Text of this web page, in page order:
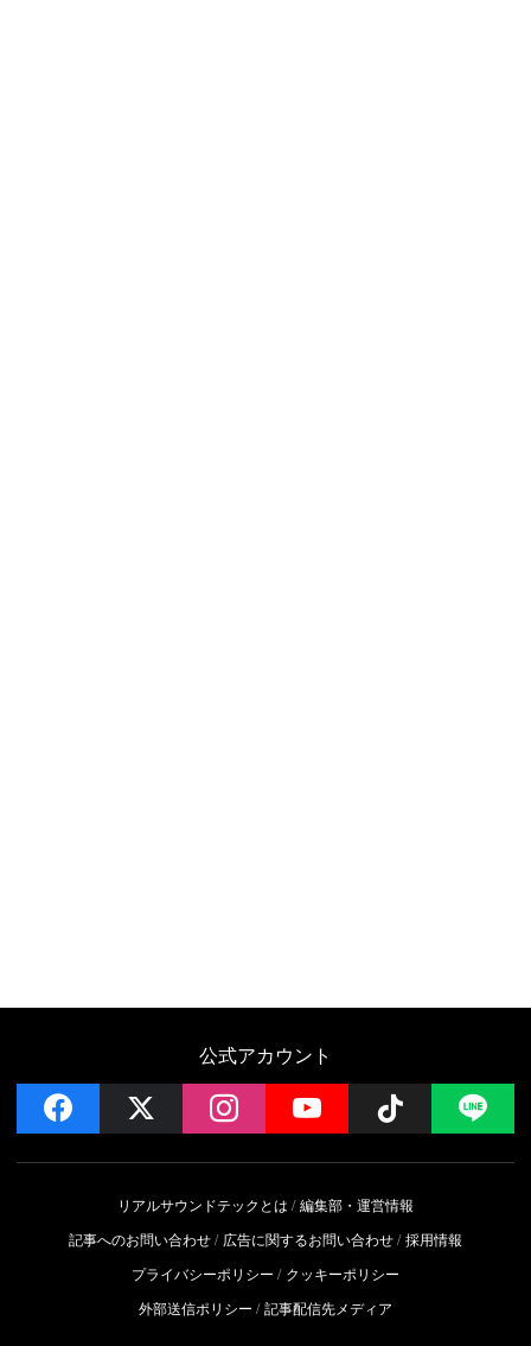
公式アカウント
facebook instagramYouTube Follow
リアルサウンドテックとは
編集部・運営情報
記事へのお問い合わせ
広告に関するお問い合わせ 採用情報
プライバシーポリシー
クッキーポリシー
外部送信ポリシー
記事配信先メディア